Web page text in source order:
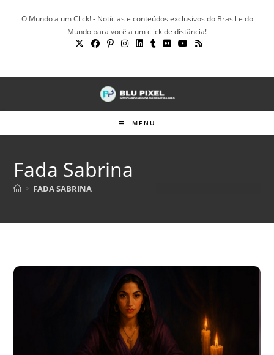
O Mundo a um Click! - Notícias e conteúdos exclusivos do Brasil e do
Mundo para você a um click de distância!
MENU
Fada Sabrina
> FADA SABRINA